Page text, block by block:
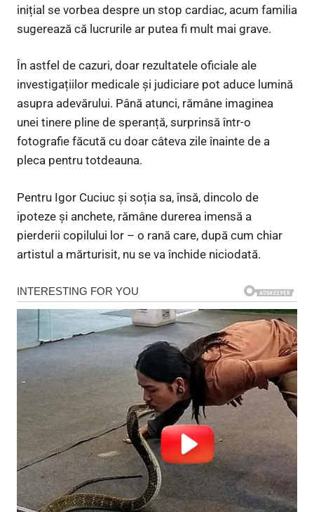
inițial se vorbea despre un stop cardiac, acum familia
sugerează că lucrurile ar putea fi mult mai grave.
În astfel de cazuri, doar rezultatele oficiale ale
investigațiilor medicale și judiciare pot aduce lumină
asupra adevărului. Până atunci, rămâne imaginea
unei tinere pline de speranță, surprinsă într-o
fotografie făcută cu doar câteva zile înainte de a
pleca pentru totdeauna.
Pentru Igor Cuciuc și soția sa, însă, dincolo de
ipoteze și anchete, rămâne durerea imensă a
pierderii copilului lor – o rană care, după cum chiar
artistul a mărturisit, nu se va închide niciodată.